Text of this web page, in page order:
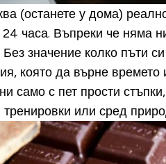
(останете у дома)
часа. Въпреки че
Без значение колко пъти
която да върне
само с пет прости
или сред